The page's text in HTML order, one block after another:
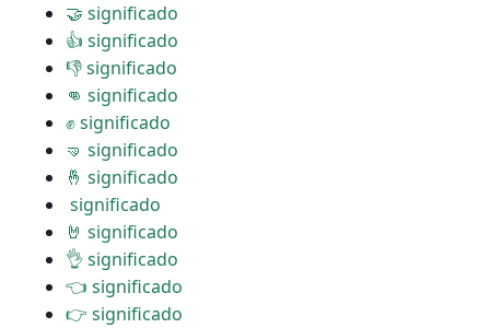
🤝 significado
👍 significado
👎 significado
👊 significado
✊ significado
🤜 significado
🤞 significado
️ significado
🤘 significado
👌 significado
👈 significado
👉 significado